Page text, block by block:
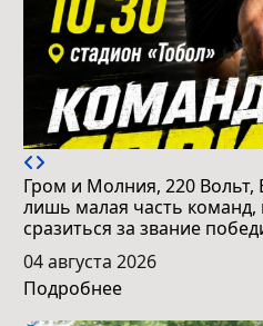
Гром и Молния, 220
лишь малая часть команд,
сразиться за звание
04 августа 2026
Подробнее